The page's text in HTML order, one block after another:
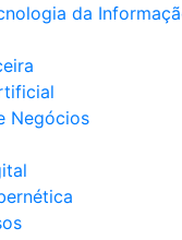
da
Negócios